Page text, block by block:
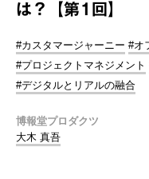
は？【第1回】
#カスタマージャーニー #オ
#プロジェクトマネジメント
#デジタルとリアルの融合
博報堂プロダクツ
大木 真吾